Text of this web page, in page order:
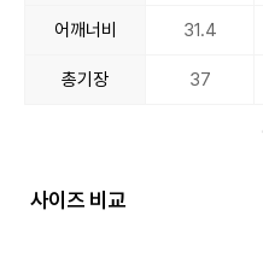
어깨너비 31.4
총기장 37
사이즈 비교